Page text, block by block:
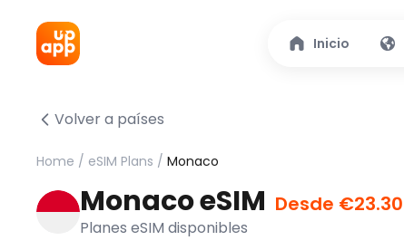
Inicio
Volver a países
Home / eSIM Plans / Monaco
Monaco eSIM Desde €23.30
Planes eSIM disponibles